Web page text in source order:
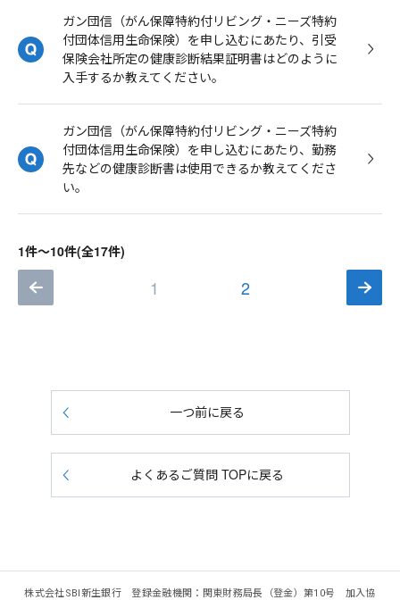
ガン団信（がん保障特約付リビング・ニーズ特約
付団体信用生命保険）を申し込むにあたり、引受
保険会社所定の健康診断結果証明書はどのように
入手するか教えてください。
ガン団信（がん保障特約付リビング・ニーズ特約
付団体信用生命保険）を申し込むにあたり、勤務
先などの健康診断書は使用できるか教えてくださ
い。
1件～10件(全17件)
1 2
一つ前に戻る
よくあるご質問 TOPに戻る
株式会社SBI新生銀行 登録金融機関：関東財務局長（登金）第10号 加入協